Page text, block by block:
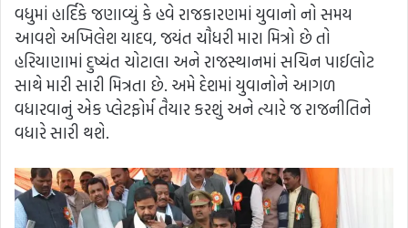
વધુમાં હાર્દિકે જણાવ્યું કે હવે રાજકારણમાં યુવાનો નો સમય
આવશે અખિલેશ યાદવ, જયંત ચૌધરી મારા મિત્રો છે તો
હરિયાણામાં દુષ્યંત ચોટાલા અને રાજસ્થાનમાં સચિન પાઈલોટ
સાથે મારી સારી મિત્રતા છે. અમે દેશમાં યુવાનોને આગળ
વધારવાનું એક પ્લેટફોર્મ તૈયાર કરશું અને ત્યારે જ રાજનીતિને
વધારે સારી થશે.